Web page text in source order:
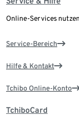
Online-Services
Service-Bereich
Hilfe & Kontakt
Tchibo Online-Konto
TchiboCard